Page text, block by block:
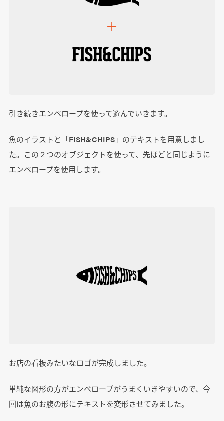
引き続きエンベロープを使って遊んでいきます。
魚のイラストと「FISH&CHIPS」のテキストを用意しまし
た。この２つのオブジェクトを使って、先ほどと同じように
エンベロープを使用します。
お店の看板みたいなロゴが完成しました。
単純な図形の方がエンベロープがうまくいきやすいので、今
回は魚のお腹の形にテキストを変形させてみました。